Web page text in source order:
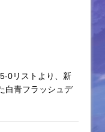
0リストより、新
白青フラッシュデ